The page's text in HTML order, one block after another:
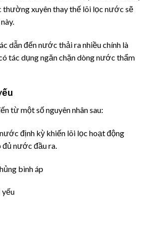
thường xuyên thay thế lõi lọc nước sẽ
dẫn đến nước thải ra nhiều chính là
tác dụng ngăn chặn dòng nước thẩm
từ một số nguyên nhân sau:
định kỳ khiến lõi lọc hoạt động
nước đầu ra.
bình áp